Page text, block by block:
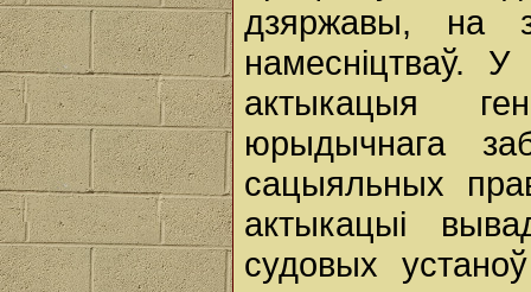
дзяржавы, на
намесніцтваў.
актыкацыя
юрыдычнага
сацыяльных
актыкацыі
судовых